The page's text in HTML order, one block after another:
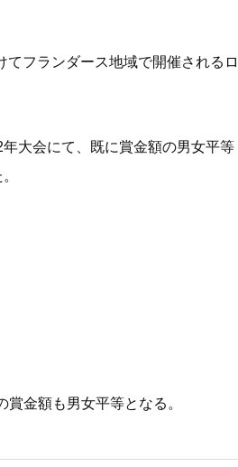
フランダース地域で開催されるロ
大会にて、既に賞金額の男女平等
金額も男女平等となる。